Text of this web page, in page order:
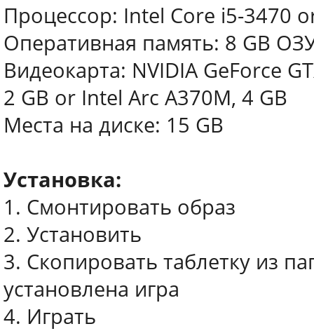
Процессор: Intel Core i5-3470
Оперативная память: 8 GB
Видеокарта: NVIDIA GeForce
2 GB or Intel Arc A370M, 4 GB
Места на диске: 15 GB
Установка:
1. Смонтировать образ
2. Установить
3. Скопировать таблетку из
установлена игра
4. Играть